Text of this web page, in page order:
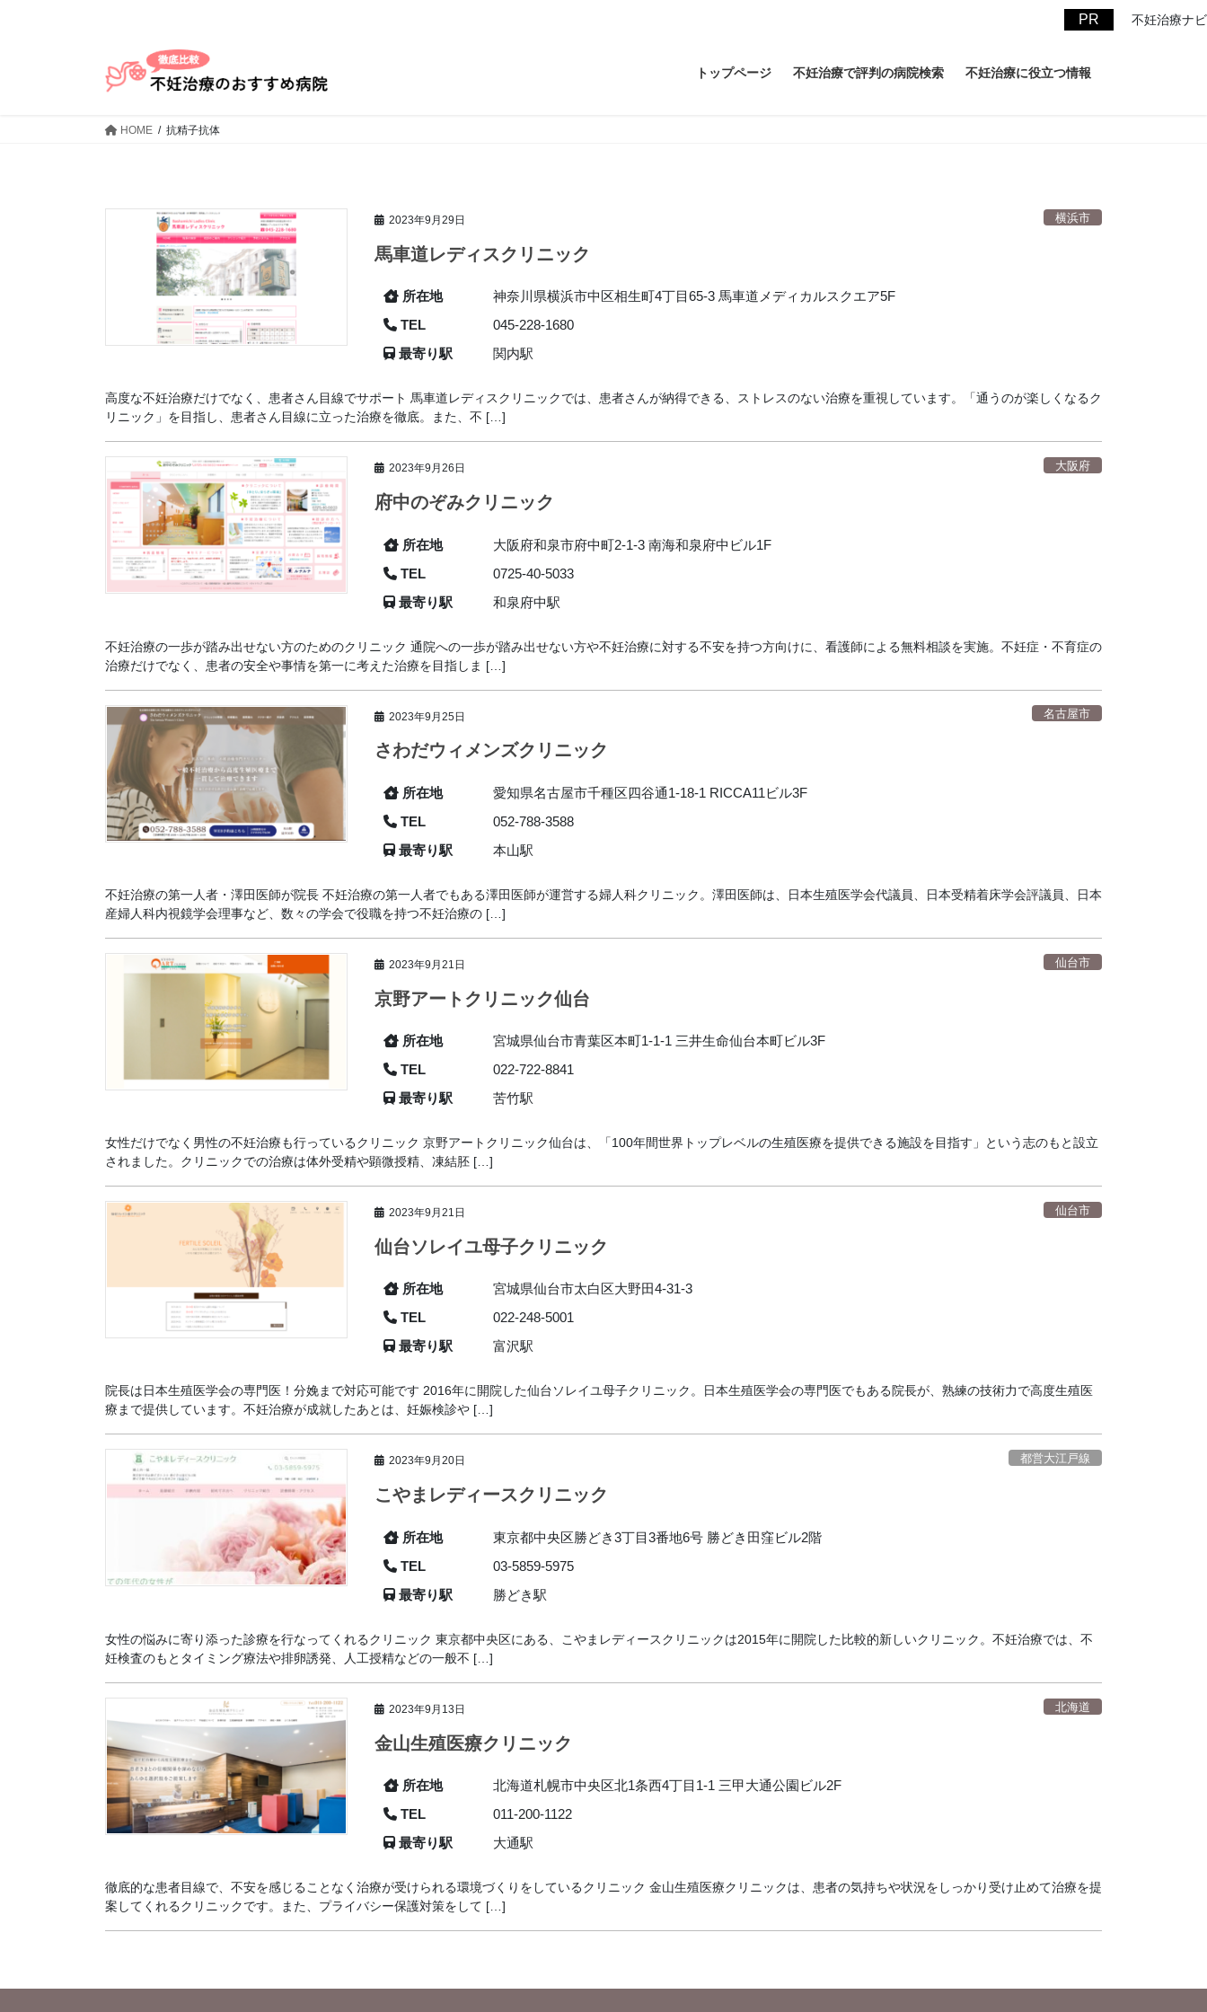
不妊治療ナビ
トップページ 不妊治療で評判の病院検索 不妊治療に役立つ情報
HOME 抗精子抗体
2023年9月29日 横浜市
馬車道レディスクリニック
所在地
神奈川県横浜市中区相生町4丁目65-3 馬車道メディカルスクエア5F
TEL
045-228-1680
最寄り駅
関内駅
高度な不妊治療だけでなく、患者さん目線でサポート 馬車道レディスクリニックでは、患者さんが納得できる、ストレスのない治療を重視しています。「通うのが楽しくなるク
リニック」を目指し、患者さん目線に立った治療を徹底。また、不 […]
2023年9月26日 大阪府
府中のぞみクリニック
所在地
大阪府和泉市府中町2-1-3 南海和泉府中ビル1F
TEL
0725-40-5033
最寄り駅
和泉府中駅
不妊治療の一歩が踏み出せない方のためのクリニック 通院への一歩が踏み出せない方や不妊治療に対する不安を持つ方向けに、看護師による無料相談を実施。不妊症・不育症の
治療だけでなく、患者の安全や事情を第一に考えた治療を目指しま […]
2023年9月25日 名古屋市
さわだウィメンズクリニック
所在地
愛知県名古屋市千種区四谷通1-18-1 RICCA11ビル3F
TEL
052-788-3588
最寄り駅
本山駅
不妊治療の第一人者・澤田医師が院長 不妊治療の第一人者でもある澤田医師が運営する婦人科クリニック。澤田医師は、日本生殖医学会代議員、日本受精着床学会評議員、日本
産婦人科内視鏡学会理事など、数々の学会で役職を持つ不妊治療の […]
2023年9月21日 仙台市
京野アートクリニック仙台
所在地
宮城県仙台市青葉区本町1-1-1 三井生命仙台本町ビル3F
TEL
022-722-8841
最寄り駅
苦竹駅
女性だけでなく男性の不妊治療も行っているクリニック 京野アートクリニック仙台は、「100年間世界トップレベルの生殖医療を提供できる施設を目指す」という志のもと設立
されました。クリニックでの治療は体外受精や顕微授精、凍結胚 […]
2023年9月21日 仙台市
仙台ソレイユ母子クリニック
所在地
宮城県仙台市太白区大野田4-31-3
TEL
022-248-5001
最寄り駅
富沢駅
院長は日本生殖医学会の専門医！分娩まで対応可能です 2016年に開院した仙台ソレイユ母子クリニック。日本生殖医学会の専門医でもある院長が、熟練の技術力で高度生殖医
療まで提供しています。不妊治療が成就したあとは、妊娠検診や […]
2023年9月20日 都営大江戸線
こやまレディースクリニック
所在地
東京都中央区勝どき3丁目3番地6号 勝どき田窪ビル2階
TEL
03-5859-5975
最寄り駅
勝どき駅
女性の悩みに寄り添った診療を行なってくれるクリニック 東京都中央区にある、こやまレディースクリニックは2015年に開院した比較的新しいクリニック。不妊治療では、不
妊検査のもとタイミング療法や排卵誘発、人工授精などの一般不 […]
2023年9月13日 北海道
金山生殖医療クリニック
所在地
北海道札幌市中央区北1条西4丁目1-1 三甲大通公園ビル2F
TEL
011-200-1122
最寄り駅
大通駅
徹底的な患者目線で、不安を感じることなく治療が受けられる環境づくりをしているクリニック 金山生殖医療クリニックは、患者の気持ちや状況をしっかり受け止めて治療を提
案してくれるクリニックです。また、プライバシー保護対策をして […]